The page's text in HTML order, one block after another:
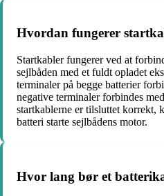
Hvordan fungerer
Startkabler fungerer ved at
sejlbåden med et fuldt opladet
terminaler på begge batterier
negative terminaler forbindes
startkablerne er tilsluttet korrekt,
batteri starte sejlbådens motor.
Hvor lang bør et